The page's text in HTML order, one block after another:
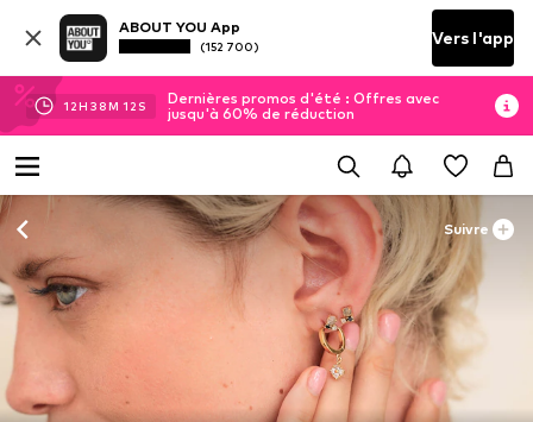
ABOUT YOU App
(152 700) Vers l'app
12H 38M 09S
Dernières promos d'été : Offres avec
jusqu'à 60% de réduction
Suivre